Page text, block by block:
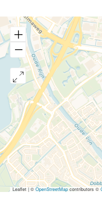
Leaflet|©OpenStreetMapcontributors ©